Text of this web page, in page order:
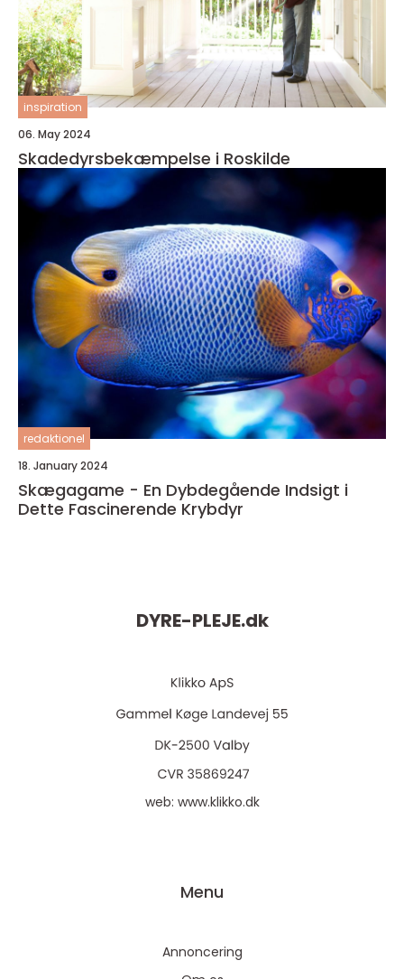
inspiration
06. May 2024
Skadedyrsbekæmpelse i Roskilde
redaktionel
18. January 2024
Skægagame - En Dybdegående Indsigt i
Dette Fascinerende Krybdyr
DYRE-PLEJE.dk
web: www.klikko.dk
Menu
Annoncering